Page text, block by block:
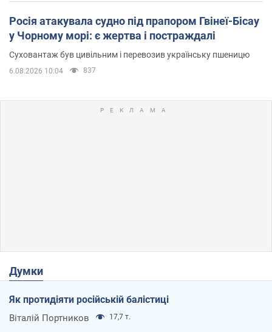
Росія атакувала судно під прапором Гвінеї-Бісау
у Чорному морі: є жертва і постраждалі
Суховантаж був цивільним і перевозив українську пшеницю
6.08.2026 10:04 837
Думки
Як протидіяти російській балістиці
Віталій Портников 17,7 т.